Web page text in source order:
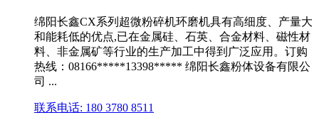
绵阳长鑫CX系列超微粉碎机环磨机具有高细度、产量大
和能耗低的优点,已在金属硅、石英、合金材料、磁性材
料、非金属矿等行业的生产加工中得到广泛应用。订购
热线：08166*****13398***** 绵阳长鑫粉体设备有限公
司 ...
联系电话: 180 3780 8511